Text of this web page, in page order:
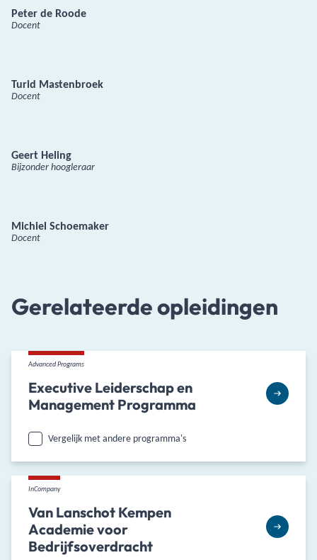
Peter de Roode
Docent
Turid Mastenbroek
Docent
Geert Heling
Bijzonder hoogleraar
Michiel Schoemaker
Docent
Gerelateerde opleidingen
Advanced Programs
Executive Leiderschap en
Management Programma
Vergelijk met andere programma's
InCompany
Van Lanschot Kempen
Academie voor
Bedrijfsoverdracht